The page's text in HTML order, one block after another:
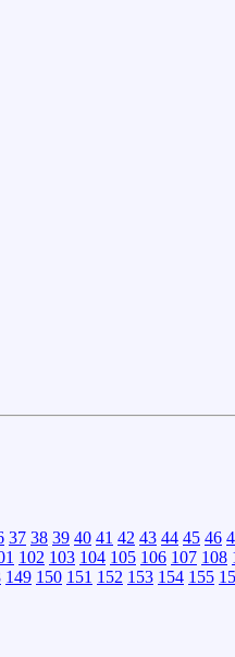
37 38 39 40 41 42 43 44 45 46
102 103 104 105 106 107 108
149 150 151 152 153 154 155